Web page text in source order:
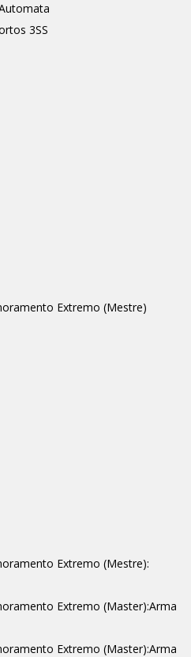
3SS
Extremo (Mestre)
Extremo (Mestre):
Extremo (Master):Arma
Extremo (Master):Arma